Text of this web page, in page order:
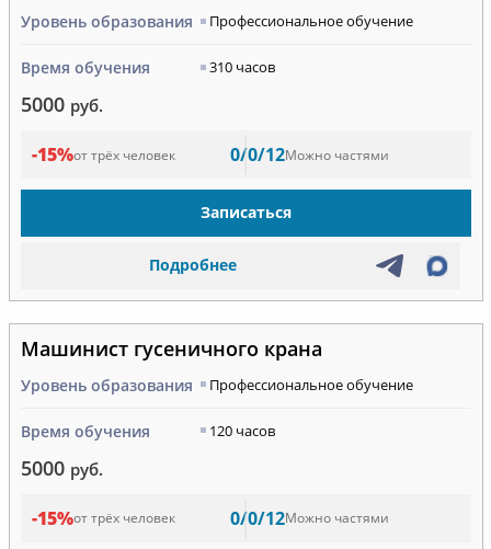
Уровень образования Профессиональное обучение
Время обучения 310 часов
5000 руб.
-15%от трёх человек 0/0/12Можно частями
Записаться
Подробнее
Машинист гусеничного крана
Уровень образования Профессиональное обучение
Время обучения 120 часов
5000 руб.
-15%от трёх человек 0/0/12Можно частями